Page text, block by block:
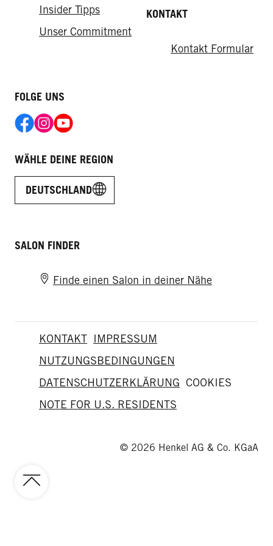
Insider Tipps
Unser Commitment
KONTAKT
Kontakt Formular
FOLGE UNS
WÄHLE DEINE REGION
DEUTSCHLAND
SALON FINDER
Finde einen Salon in deiner Nähe
KONTAKT IMPRESSUM
NUTZUNGSBEDINGUNGEN
DATENSCHUTZERKLÄRUNG COOKIES
NOTE FOR U.S. RESIDENTS
© 2026 Henkel AG & Co. KGaA